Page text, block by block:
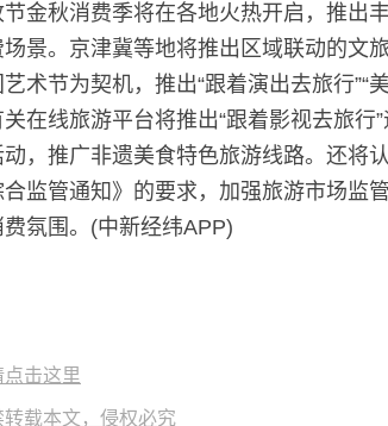
金秋消费季将在各地火热开启，推出
景。京津冀等地将推出区域联动的文
术节为契机，推出“跟着演出去旅行”“
在线旅游平台将推出“跟着影视去旅行
，推广非遗美食特色旅游线路。还将
监管通知》的要求，加强旅游市场监
氛围。(中新经纬APP)
点击这里
载本文，侵权必究